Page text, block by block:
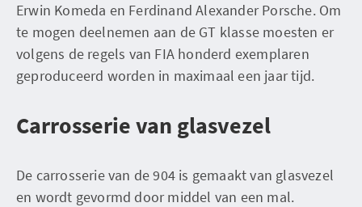
Erwin Komeda en Ferdinand Alexander Porsche. Om
te mogen deelnemen aan de GT klasse moesten er
volgens de regels van FIA honderd exemplaren
geproduceerd worden in maximaal een jaar tijd.
Carrosserie van glasvezel
De carrosserie van de 904 is gemaakt van glasvezel
en wordt gevormd door middel van een mal.